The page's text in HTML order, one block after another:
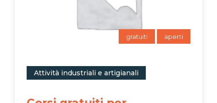
gratuiti aperti
Attività industriali e artigianali